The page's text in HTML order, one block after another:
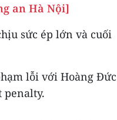
an Hà Nội]
sức ép lớn và cuối
lỗi với Hoàng Đức
penalty.